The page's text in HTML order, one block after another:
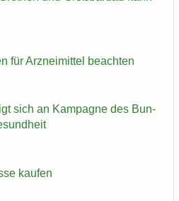
für Arz­nei­mit­tel be­ach­ten
sich an Kam­pa­gne des Bun­
kau­fen